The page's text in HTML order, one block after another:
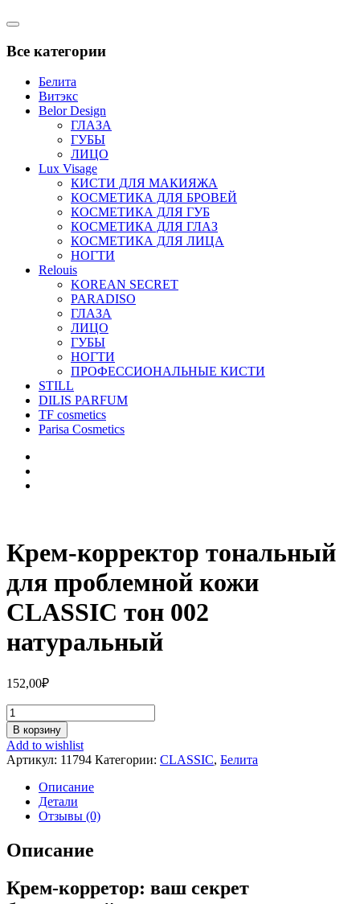
Catalog
Все категории
Белита
Витэкс
Belor Design
ГЛАЗА
ГУБЫ
ЛИЦО
Lux Visage
КИСТИ ДЛЯ МАКИЯЖА
КОСМЕТИКА ДЛЯ БРОВЕЙ
КОСМЕТИКА ДЛЯ ГУБ
КОСМЕТИКА ДЛЯ ГЛАЗ
КОСМЕТИКА ДЛЯ ЛИЦА
НОГТИ
Relouis
KOREAN SECRET
PARADISO
ГЛАЗА
ЛИЦО
ГУБЫ
НОГТИ
ПРОФЕССИОНАЛЬНЫЕ КИСТИ
STILL
DILIS PARFUM
TF cosmetics
Parisa Cosmetics
Крем-корректор тональный
для проблемной кожи
CLASSIC тон 002
натуральный
152,00₽
Количество
Крем-
корректор
тональный
для
проблемной
кожи
CLASSIC
002
натуральный
В корзину
Add to wishlist
Артикул: 11794 Категории: CLASSIC, Белита
Описание
Детали
Отзывы (0)
Описание
Крем-корретор: ваш секрет